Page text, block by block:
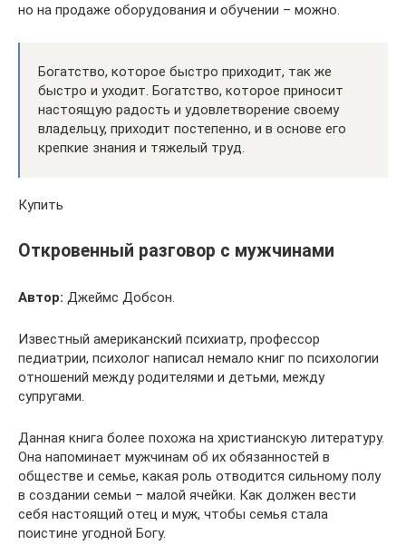
но на продаже оборудования и обучении – можно.
Богатство, которое быстро приходит, так же
быстро и уходит. Богатство, которое приносит
настоящую радость и удовлетворение своему
владельцу, приходит постепенно, и в основе его
крепкие знания и тяжелый труд.
Купить
Откровенный разговор с мужчинами
Автор: Джеймс Добсон.
Известный американский психиатр, профессор
педиатрии, психолог написал немало книг по психологии
отношений между родителями и детьми, между
супругами.
Данная книга более похожа на христианскую литературу.
Она напоминает мужчинам об их обязанностей в
обществе и семье, какая роль отводится сильному полу
в создании семьи – малой ячейки. Как должен вести
себя настоящий отец и муж, чтобы семья стала
поистине угодной Богу.